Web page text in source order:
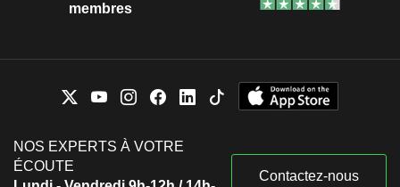
membres
NOS EXPERTS À VOTRE
ÉCOUTE
Contactez-nous